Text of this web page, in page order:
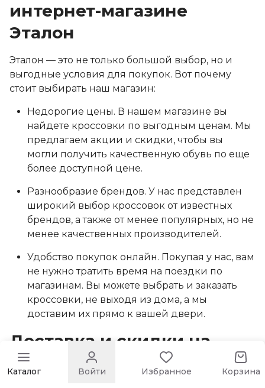
интернет-магазине
Эталон
Эталон — это не только большой выбор, но и
выгодные условия для покупок. Вот почему
стоит выбирать наш магазин:
Недорогие цены. В нашем магазине вы
найдете кроссовки по выгодным ценам. Мы
предлагаем акции и скидки, чтобы вы
могли получить качественную обувь по еще
более доступной цене.
Разнообразие брендов. У нас представлен
широкий выбор кроссовок от известных
брендов, а также от менее популярных, но не
менее качественных производителей.
Удобство покупок онлайн. Покупая у нас, вам
не нужно тратить время на поездки по
магазинам. Вы можете выбрать и заказать
кроссовки, не выходя из дома, а мы
доставим их прямо к вашей двери.
Доставка и скидки на
женские кроссовки
Каталог Войти Избранное Корзина